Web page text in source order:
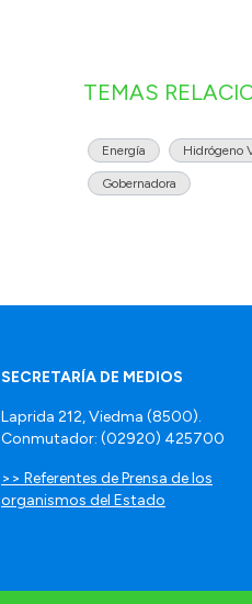
TEMAS
Energía Hidrógeno
Gobernadora
SECRETARÍA DE MEDIOS
Laprida 212, Viedma (8500).
Conmutador: (02920) 425700
>> Referentes de Prensa de los
organismos del Estado